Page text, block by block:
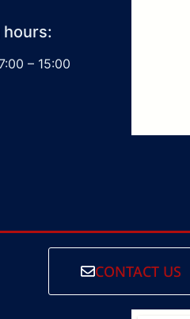
hours:
– 15:00
CONTACT US